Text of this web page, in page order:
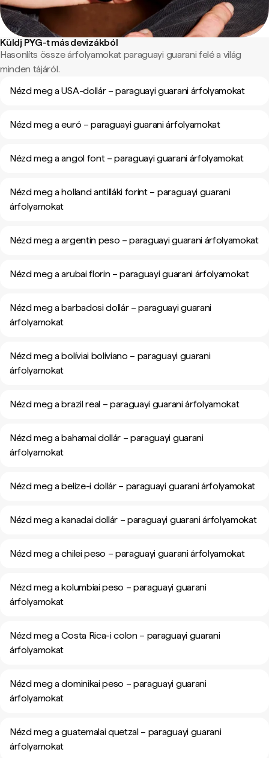
Küldj PYG-t más devizákból
Hasonlíts össze árfolyamokat paraguayi guarani felé a világ
minden tájáról.
Nézd meg a USA-dollár – paraguayi guarani árfolyamokat
Nézd meg a euró – paraguayi guarani árfolyamokat
Nézd meg a angol font – paraguayi guarani árfolyamokat
Nézd meg a holland antilláki forint – paraguayi guarani
árfolyamokat
Nézd meg a argentin peso – paraguayi guarani árfolyamokat
Nézd meg a arubai florin – paraguayi guarani árfolyamokat
Nézd meg a barbadosi dollár – paraguayi guarani
árfolyamokat
Nézd meg a bolíviai boliviano – paraguayi guarani
árfolyamokat
Nézd meg a brazil real – paraguayi guarani árfolyamokat
Nézd meg a bahamai dollár – paraguayi guarani
árfolyamokat
Nézd meg a belize-i dollár – paraguayi guarani árfolyamokat
Nézd meg a kanadai dollár – paraguayi guarani árfolyamokat
Nézd meg a chilei peso – paraguayi guarani árfolyamokat
Nézd meg a kolumbiai peso – paraguayi guarani
árfolyamokat
Nézd meg a Costa Rica-i colon – paraguayi guarani
árfolyamokat
Nézd meg a dominikai peso – paraguayi guarani
árfolyamokat
Nézd meg a guatemalai quetzal – paraguayi guarani
árfolyamokat